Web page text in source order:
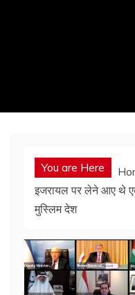
You are Here
इजरायल पर लेने आए थे
मुस्लिम देश